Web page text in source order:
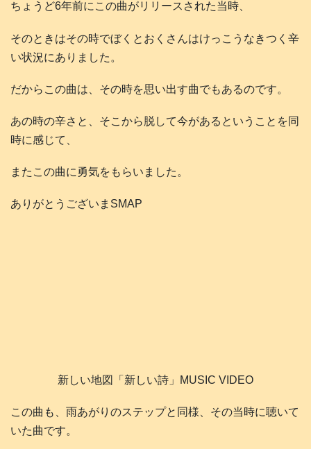
ちょうど6年前にこの曲がリリースされた当時、
そのときはその時でぼくとおくさんはけっこうなきつく辛
い状況にありました。
だからこの曲は、その時を思い出す曲でもあるのです。
あの時の辛さと、そこから脱して今があるということを同
時に感じて、
またこの曲に勇気をもらいました。
ありがとうございまSMAP
新しい地図「新しい詩」MUSIC VIDEO
この曲も、雨あがりのステップと同様、その当時に聴いて
いた曲です。